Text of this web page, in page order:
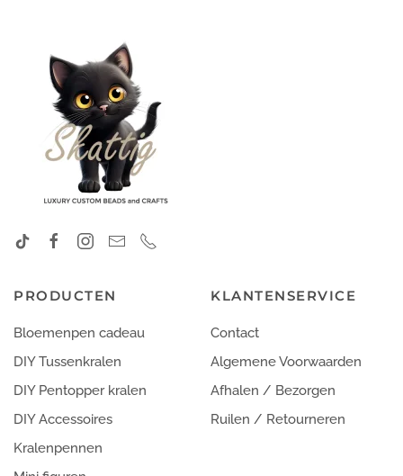
PRODUCTEN
Bloemenpen cadeau
DIY Tussenkralen
DIY Pentopper kralen
DIY Accessoires
Kralenpennen
KLANTENSERVICE
Contact
Algemene Voorwaarden
Afhalen / Bezorgen
Ruilen / Retourneren